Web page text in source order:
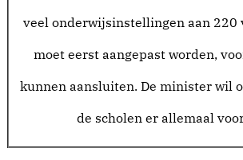
veel onderwijsinstellingen aan 220
moet eerst aangepast worden,
kunnen aansluiten. De minister wil
de scholen er allemaal